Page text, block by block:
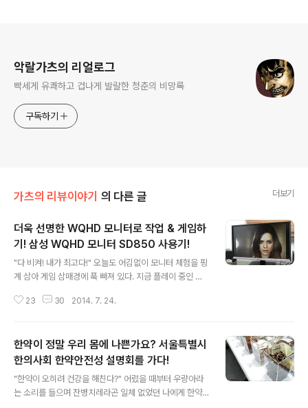
악랄가츠의 리얼로그
빡세게 유쾌하고 겁나게 발랄한 청춘의 비망록
구독하기
가츠의 리뷰이야기 의 다른 글 더보기
더욱 선명한 WQHD 모니터로 작업 & 게임하
기! 삼성 WQHD 모니터 SD850 사용기!
"다 비켜! 내가 최고다!" 오늘도 어김없이 모니터 체험을 핑
계 삼아 게임 삼매경에 푹 빠져 있다. 지금 플레이 중인 게
찬을 받은 유비소프트의 와치 독스이다. 발매 초기 높은 사
가 숨겨 놓은 그래픽 관련 코드를 발견하여 최적화 패치를
직접 제작한 후 배포하였다. 덕분에 와치 독스의 화려한 그
래픽을 만끽하며 폭풍 플레이 중이다. 나아가 삼성 모니터
SD850의 고해상도 WQHD(2560*1440)를 통해 Full
23 30 2014. 7. 24.
한약이 정말 우리 몸에 나쁜가요? 서울특별시
한의사회 한약안전성 설명회를 가다!
"한약이 오히려 건강을 해친다?" 어렸을 때부터 우량아라
는 소리를 들으며 잔병치레라곤 일체 없었던 나에게 한약